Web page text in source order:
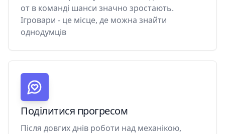
от в команді шанси значно зростають.
Ігровари - це місце, де можна знайти
однодумців
Поділитися прогресом
Після довгих днів роботи над механікою,